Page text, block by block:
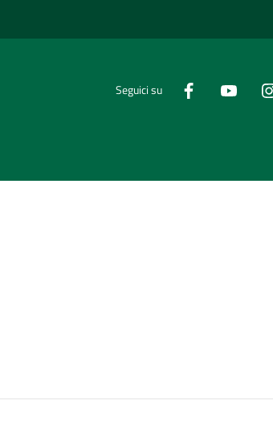
Seguici su